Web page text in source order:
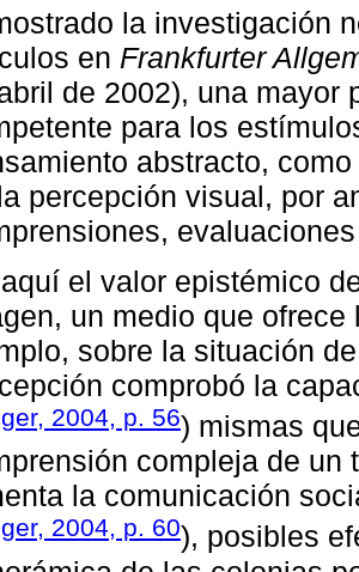
la investigación
en Frankfurter
de 2002), una mayor
para los
abstracto,
percepción visual, por
el valor epistémico
un medio que
sobre la situación
comprobó la
2004, p. 56) mismas
compleja de un
la comunicación
2004, p. 60), posibles